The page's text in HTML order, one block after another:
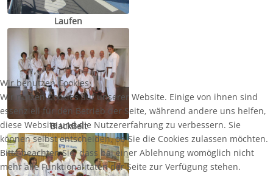
Laufen
BlackBelt
Wir benutzen Cookies
Wir nutzen Cookies auf unserer Website. Einige von ihnen sind
essenziell für den Betrieb der Seite, während andere uns helfen,
diese Website und die Nutzererfahrung zu verbessern. Sie
können selbst entscheiden, ob Sie die Cookies zulassen möchten.
Bitte beachten Sie, dass bei einer Ablehnung womöglich nicht
mehr alle Funktionalitäten der Seite zur Verfügung stehen.